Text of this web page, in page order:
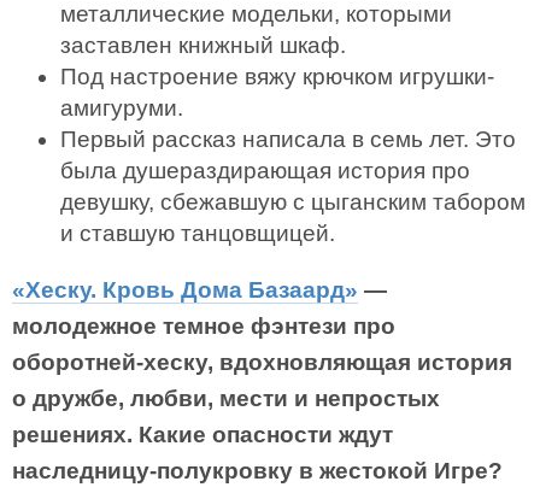
металлические модельки, которыми
заставлен книжный шкаф.
Под настроение вяжу крючком игрушки-
амигуруми.
Первый рассказ написала в семь лет. Это
была душераздирающая история про
девушку, сбежавшую с цыганским табором
и ставшую танцовщицей.
«Хеску. Кровь Дома Базаард» —
молодежное темное фэнтези про
оборотней-хеску, вдохновляющая история
о дружбе, любви, мести и непростых
решениях. Какие опасности ждут
наследницу-полукровку в жестокой Игре?